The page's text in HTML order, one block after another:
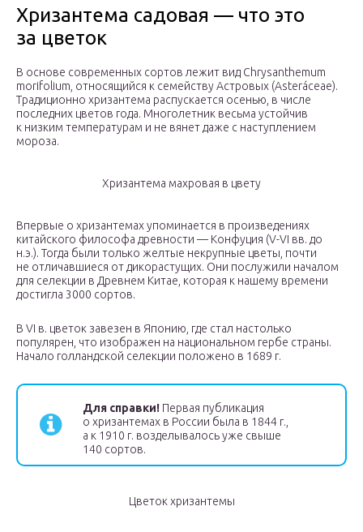
Хризантема садовая — что это
за цветок
В основе современных сортов лежит вид Chrysanthemum
morifolium, относящийся к семейству Астровых (Asteráceae).
Традиционно хризантема распускается осенью, в числе
последних цветов года. Многолетник весьма устойчив
к низким температурам и не вянет даже с наступлением
мороза.
Хризантема махровая в цвету
Впервые о хризантемах упоминается в произведениях
китайского философа древности — Конфуция (V-VI вв. до
н.э.). Тогда были только желтые некрупные цветы, почти
не отличавшиеся от дикорастущих. Они послужили началом
для селекции в Древнем Китае, которая к нашему времени
достигла 3000 сортов.
В VI в. цветок завезен в Японию, где стал настолько
популярен, что изображен на национальном гербе страны.
Начало голландской селекции положено в 1689 г.
Для справки! Первая публикация
о хризантемах в России была в 1844 г.,
а к 1910 г. возделывалось уже свыше
140 сортов.
Цветок хризантемы